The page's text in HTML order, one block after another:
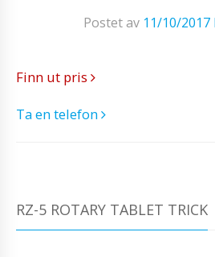
Postet av 11/10/2017
Finn ut pris
Ta en telefon
RZ-5 ROTARY TABLET TRICK